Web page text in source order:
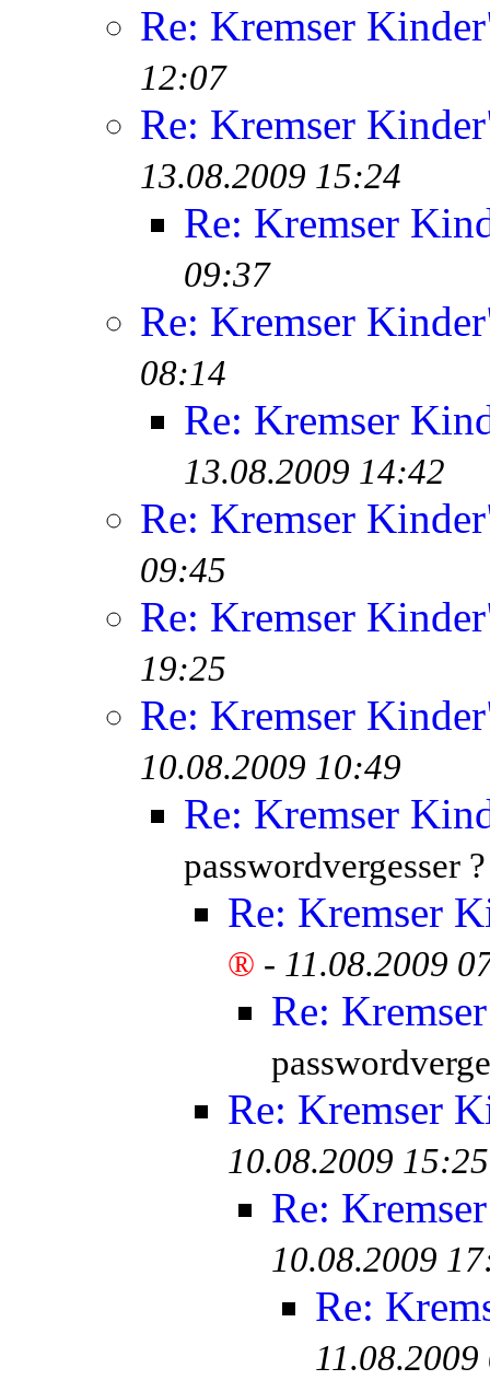
Re: Kremser
12:07
Re: Kremser
13.08.2009 15:24
Re: Kremser
09:37
Re: Kremser
08:14
Re: Kremser
13.08.2009 14:42
Re: Kremser
09:45
Re: Kremser
19:25
Re: Kremser
10.08.2009 10:49
Re: Kremser
passwordvergesser
Re: Kremser
® - 11.08.2009
Re:
Re: Kremser
10.08.2009 15:25
Re:
10.08.2009
Re: